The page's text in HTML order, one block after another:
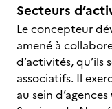
Secteurs
Le concepteur
amené à
d’activités,
associatifs. Il
au sein